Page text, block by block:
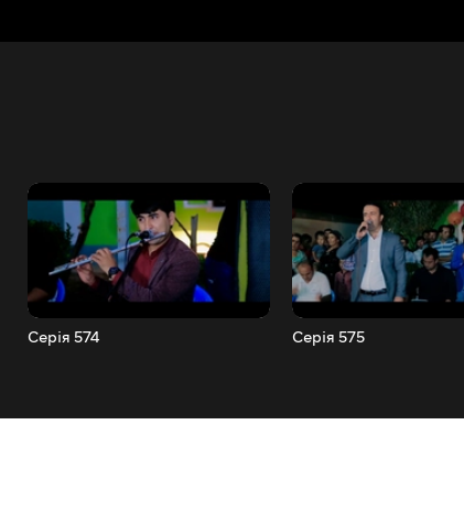
Серія 574 Серія 575